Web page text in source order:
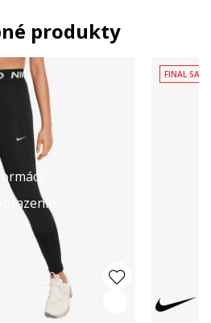
produkty
FINAL SALE